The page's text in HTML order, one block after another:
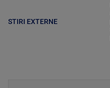
STIRI EXTERNE